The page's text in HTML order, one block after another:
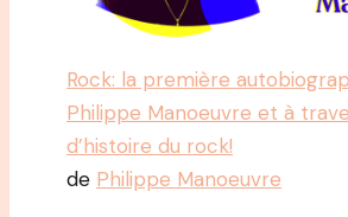
Rock: la première
Philippe Manoeuvre et à
d’histoire du rock!
de Philippe Manoeuvre